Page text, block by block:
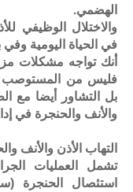
الهضمي.
والاختلال الوظيفي
في الحياة اليومية
أنك تواجه مشكلات
فليس من المستوصب
بل التشاور أيضا مع
والأنف والحنجرة في
التهاب الأذن والأنف
تشمل العمليات
استئصال الحنجرة